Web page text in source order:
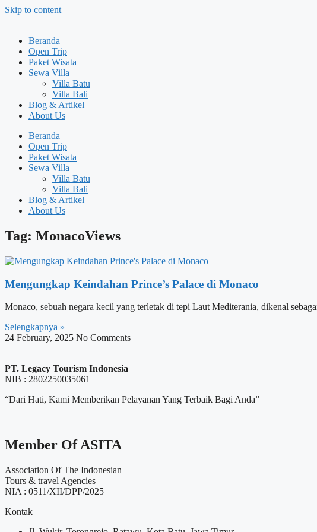
Skip to content
Beranda
Open Trip
Paket Wisata
Sewa Villa
Villa Batu
Villa Bali
Blog & Artikel
About Us
Beranda
Open Trip
Paket Wisata
Sewa Villa
Villa Batu
Villa Bali
Blog & Artikel
About Us
Tag: MonacoViews
Mengungkap Keindahan Prince’s Palace di Monaco
Monaco, sebuah negara kecil yang terletak di tepi Laut Mediterania, dikenal
Selengkapnya »
24 February, 2025 No Comments
PT. Legacy Tourism Indonesia
NIB : 2802250035061
“Dari Hati, Kami Memberikan Pelayanan Yang Terbaik Bagi Anda”
Member Of ASITA
Association Of The Indonesian
Tours & travel Agencies
NIA : 0511/XII/DPP/2025
Kontak